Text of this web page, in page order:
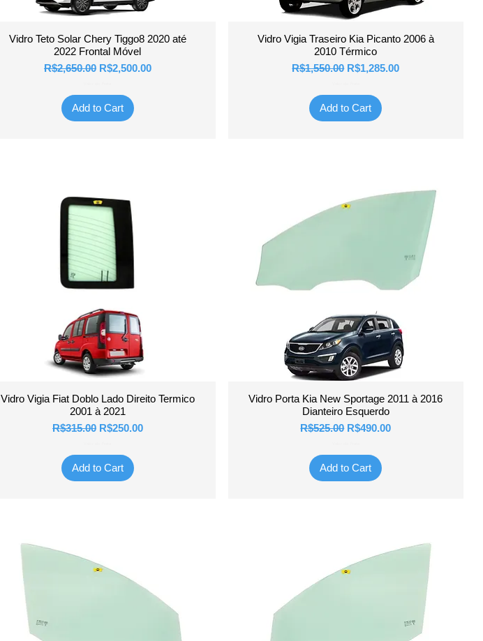
Quick View
Vidro Teto Solar Chery Tiggo8 2020 até
2022 Frontal Móvel
Regular Price
R$2,650.00 Sale Price
R$2,500.00
Add to Cart
Quick View
Vidro Vigia Traseiro Kia Picanto 2006 à
2010 Térmico
Regular Price
R$1,550.00 Sale Price
R$1,285.00
Add to Cart
Quick View
Vidro Vigia Fiat Doblo Lado Direito Termico
2001 à 2021
Regular Price
R$315.00 Sale Price
R$250.00
Add to Cart
Quick View
Vidro Porta Kia New Sportage 2011 à 2016
Dianteiro Esquerdo
Regular Price
R$525.00 Sale Price
R$490.00
Add to Cart